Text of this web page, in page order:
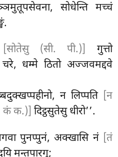
सोधेन्ति मच्चं
[सोतेसु (सी. पी.)]
गुत्तो
चरे, धम्मे ठितो अज्जवमद्दवे
न लिप्पति [न
कं क.)] दिट्ठसुतेसु धीरो’’.
पुनप्पुनं, अक्खासि नं [तं
मन्तपारगू;